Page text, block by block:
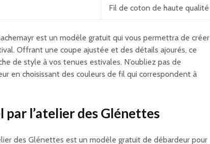
Fil de coton de haute qualité
est un modèle gratuit qui vous permettra de créer
Offrant une coupe ajustée et des détails ajourés, ce
de style à vos tenues estivales. N’oubliez pas de
en choisissant des couleurs de fil qui correspondent à
l’atelier des Glénettes
des Glénettes est un modèle gratuit de débardeur pour